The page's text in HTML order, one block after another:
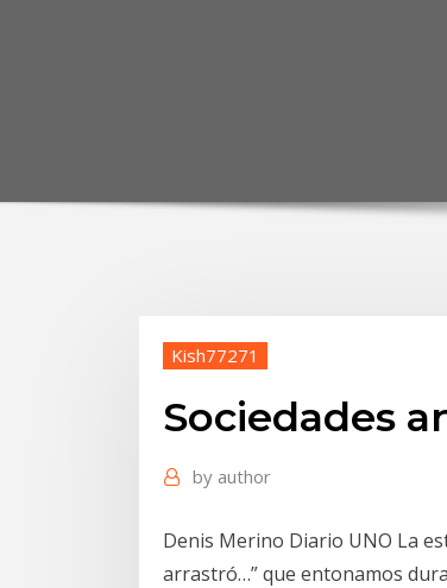
Kish77271
Sociedades
by author
Denis Merino Diario UNO La
arrastró…” que entonamos